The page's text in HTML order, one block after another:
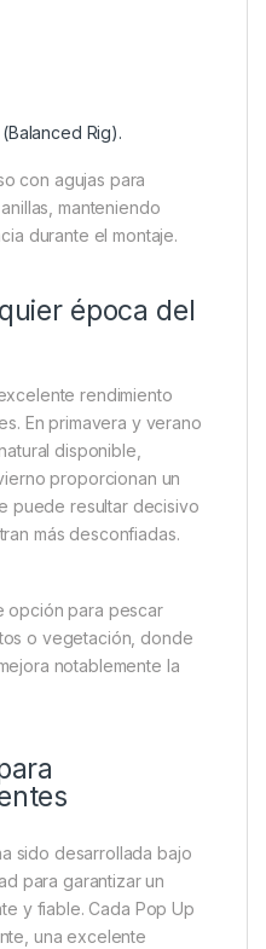
Rig).
con agujas para
manteniendo
durante el montaje.
época del
rendimiento
En primavera y verano
disponible,
proporcionan un
puede resultar decisivo
más desconfiadas.
opción para pescar
o vegetación, donde
notablemente la
sido desarrollada bajo
para garantizar un
y fiable. Cada Pop Up
una excelente